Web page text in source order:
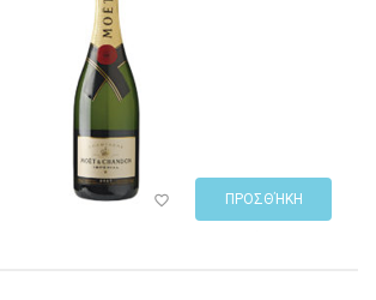
ΠΡΟΣΘΉΚΗ